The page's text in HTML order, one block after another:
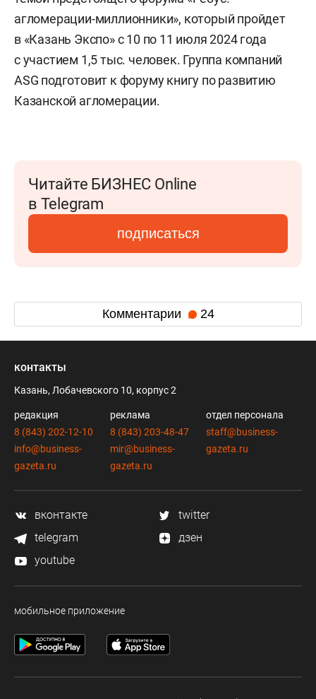
агломерации-миллионники», который пройдет
в «Казань Экспо» с 10 по 11 июля 2024 года
с участием 1,5 тыс. человек. Группа компаний
ASG подготовит к форуму книгу по развитию
Казанской агломерации.
Читайте БИЗНЕС Online
в Telegram
подписаться
Комментарии 24
контакты
Казань, Лобачевского 10, корпус 2
редакция
8 (843) 202-12-10
info@business-
gazeta.ru
реклама
8 (843) 203-48-47
mir@business-
gazeta.ru
отдел персонала
staff@business-
gazeta.ru
вконтакте
twitter
telegram
дзен
youtube
мобильное приложение